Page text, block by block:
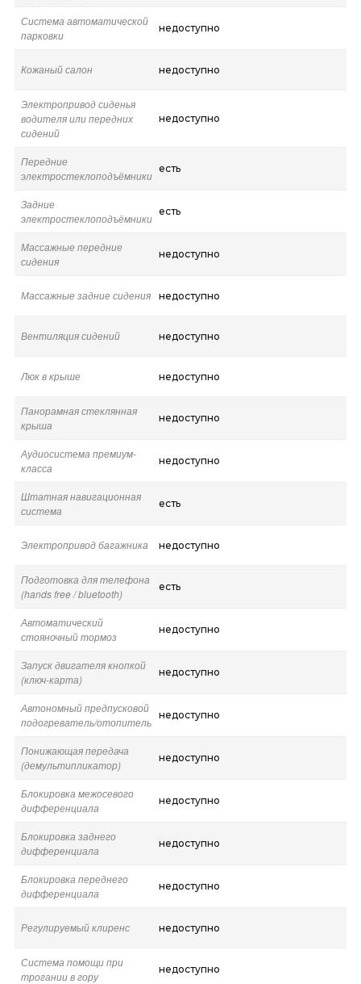
Система автоматической
парковки
недоступно
Кожаный салон недоступно
Электропривод сиденья
водителя или передних
сидений
недоступно
Передние
электростеклоподъёмники
есть
Задние
электростеклоподъёмники
есть
Массажные передние
сидения
недоступно
Массажные задние сидения недоступно
Вентиляция сидений недоступно
Люк в крыше недоступно
Панорамная стеклянная
крыша
недоступно
Аудиосистема премиум-
класса
недоступно
Штатная навигационная
система
есть
Электропривод багажника недоступно
Подготовка для телефона
(hands free / bluetooth)
есть
Автоматический
стояночный тормоз
недоступно
Запуск двигателя кнопкой
(ключ-карта)
недоступно
Автономный предпусковой
подогреватель/отопитель
недоступно
Понижающая передача
(демультипликатор)
недоступно
Блокировка межосевого
дифференциала
недоступно
Блокировка заднего
дифференциала
недоступно
Блокировка переднего
дифференциала
недоступно
Регулируемый клиренс недоступно
Система помощи при
трогании в гору
недоступно